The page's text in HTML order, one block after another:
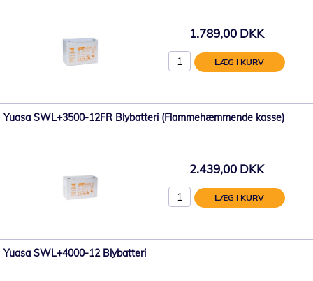
1.789,00 DKK
LÆG I KURV
Yuasa SWL+3500-12FR Blybatteri (Flammehæmmende kasse)
2.439,00 DKK
LÆG I KURV
Yuasa SWL+4000-12 Blybatteri